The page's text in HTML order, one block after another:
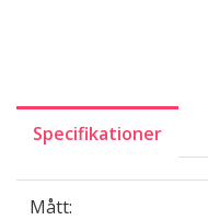
Specifikationer
Mått: